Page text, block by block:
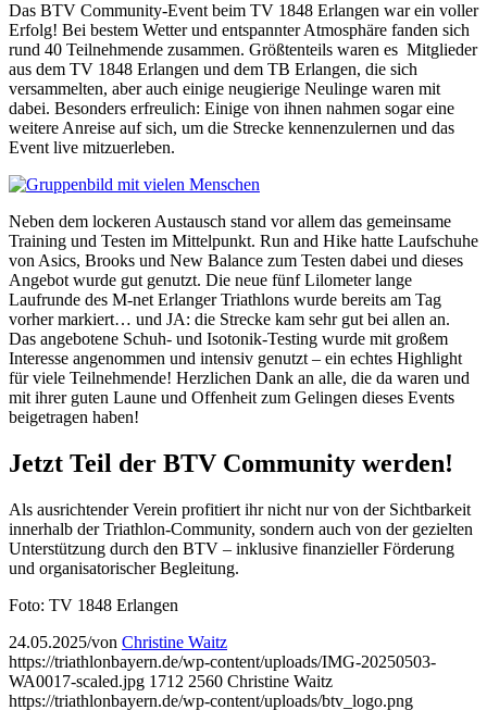
Das BTV Community-Event beim TV 1848 Erlangen war ein voller
Erfolg! Bei bestem Wetter und entspannter Atmosphäre fanden sich
rund 40 Teilnehmende zusammen. Größtenteils waren es Mitglieder
aus dem TV 1848 Erlangen und dem TB Erlangen, die sich
versammelten, aber auch einige neugierige Neulinge waren mit
dabei. Besonders erfreulich: Einige von ihnen nahmen sogar eine
weitere Anreise auf sich, um die Strecke kennenzulernen und das
Event live mitzuerleben.
Neben dem lockeren Austausch stand vor allem das gemeinsame
Training und Testen im Mittelpunkt. Run and Hike hatte Laufschuhe
von Asics, Brooks und New Balance zum Testen dabei und dieses
Angebot wurde gut genutzt. Die neue fünf Lilometer lange
Laufrunde des M-net Erlanger Triathlons wurde bereits am Tag
vorher markiert… und JA: die Strecke kam sehr gut bei allen an.
Das angebotene Schuh- und Isotonik-Testing wurde mit großem
Interesse angenommen und intensiv genutzt – ein echtes Highlight
für viele Teilnehmende! Herzlichen Dank an alle, die da waren und
mit ihrer guten Laune und Offenheit zum Gelingen dieses Events
beigetragen haben!
Jetzt Teil der BTV Community werden!
Als ausrichtender Verein profitiert ihr nicht nur von der Sichtbarkeit
innerhalb der Triathlon-Community, sondern auch von der gezielten
Unterstützung durch den BTV – inklusive finanzieller Förderung
und organisatorischer Begleitung.
Foto: TV 1848 Erlangen
24.05.2025/von Christine Waitz
https://triathlonbayern.de/wp-content/uploads/IMG-20250503-
WA0017-scaled.jpg 1712 2560 Christine Waitz
https://triathlonbayern.de/wp-content/uploads/btv_logo.png